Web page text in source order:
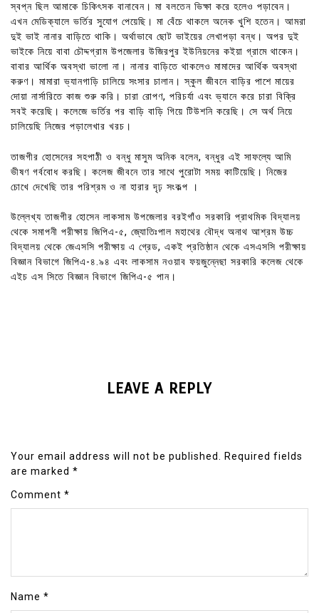
স্বপ্ন ছিল আমাকে চিকিৎসক বানাবেন। মা বলতেন ভিক্ষা করে হলেও পড়াবেন।
এখন মেডিক্যালে ভর্তির সুযোগ পেয়েছি। মা বেঁচে থাকলে অনেক খুশি হতেন। আমরা
দুই ভাই নানার বাড়িতে থাকি। অর্থাভাবে ছোট ভাইয়ের লেখাপড়া বন্ধ। অপর দুই
ভাইকে নিয়ে বাবা চৌদ্দগ্রাম উপজেলার উজিরপুর ইউনিয়নের কইয়া গ্রামে থাকেন।
বাবার আর্থিক অবস্থা ভালো না। নানার বাড়িতে থাকলেও মামাদের আর্থিক অবস্থা
করুণ। মামারা ভ্যানগাড়ি চালিয়ে সংসার চালান। স্কুল জীবনে বাড়ির পাশে মায়ের
দোয়া নার্সারিতে কাজ শুরু করি। চারা রোপণ, পরিচর্যা এবং ভ্যানে করে চারা বিক্রি
সবই করেছি। কলেজে ভর্তির পর বাড়ি বাড়ি গিয়ে টিউশনি করেছি। সে অর্থ নিয়ে
চালিয়েছি নিজের পড়ালেখার খরচ।
তাজগীর হোসেনের সহপাঠী ও বন্ধু মাসুম অনিক বলেন, বন্ধুর এই সাফল্যে আমি
ভীষণ গর্ববোধ করছি। কলেজ জীবনে তার সাথে পুরোটা সময় কাটিয়েছি। নিজের
চোখে দেখেছি তার পরিশ্রম ও না হারার দৃঢ় সংকল্প ।
উল্লেখ্য তাজগীর হোসেন লাকসাম উপজেলার বরইগাঁও সরকারি প্রাথমিক বিদ্যালয়
থেকে সমাপনী পরীক্ষায় জিপিএ-৫, জ্যোতিঃপাল মহাথের বৌদ্ধ অনাথ আশ্রম উচ্চ
বিদ্যালয় থেকে জেএসসি পরীক্ষায় এ গ্রেড, একই প্রতিষ্ঠান থেকে এসএসসি পরীক্ষায়
বিজ্ঞান বিভাগে জিপিএ-৪.৯৪ এবং লাকসাম নওয়াব ফয়জুন্নেছা সরকারি কলেজ থেকে
এইচ এস সিতে বিজ্ঞান বিভাগে জিপিএ-৫ পান।
LEAVE A REPLY
Your email address will not be published.
Required fields
are marked *
Comment *
Name *